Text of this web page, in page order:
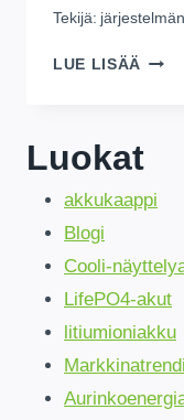
Tekijä:
LUE LISÄÄ
50%
Luokat
akkukaappi
Blogi
Cooli-
LifePO4-akut
litiumioniakku